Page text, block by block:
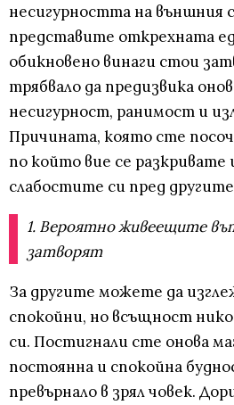
несигурността на външния
представите открехната
обикновено винаги стои
трябвало да предизвика
несигурност, ранимост и
Причината, която сте
по който вие се разкривате
слабостите си пред другите
1. Вероятно живеещите
затворят
За другите можете да
спокойни, но всъщност
си. Постигнали сте онова
постоянна и спокойна
превърнало в зрял човек.